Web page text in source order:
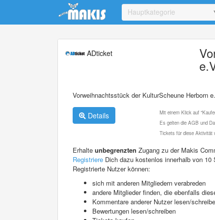
Update cookies preferences
Hauptkategorie
ADticket
Vorweihnachtsstück der KulturScheune Herborn
Details
Mit einem Klick auf
Es gelten die AGB und
Tickets für diese Aktivität
Erhalte unbegrenzten Zugang zu der Makis
Registriere Dich dazu kostenlos innerhalb von 10
Registrierte Nutzer können:
sich mit anderen Mitgliedern verabreden
andere Mitglieder finden, die ebenfalls
Kommentare anderer Nutzer lesen/
Bewertungen lesen/schreiben